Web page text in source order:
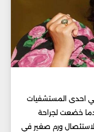
احدى المستشفيات
خضعت لجراحة
لاستئصال ورم صغير في